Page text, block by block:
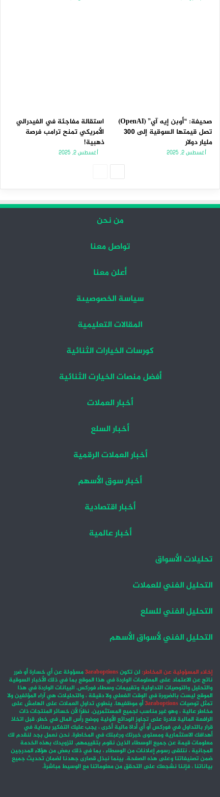
صحيفة: “أوبن إيه آي” (OpenAI)
تصل قيمتها السوقية إلى 300
مليار دولار
أغسطس 2, 2025
استقالة مفاجئة في الفيدرالي
الأمريكي تمنح ترامب فرصة
ذهبية!
أغسطس 2, 2025
من نحن
تواصل معنا
أعلن معنا
سياسة الخصوصيىة
المقالات التعليمية
كورسات الخيارات الثنائية
أفضل منصات الخيارت الثنائية
أخبار العملات
أخبار السلع
أخبار العملات الرقمية
أخبار سوق الأسهم
أخبار اقتصادية
أخبار عالمية
تحليلات الأسواق
التحليل الفني للعملات
التحليل الفني للسلع
التحليل الفني لأسواق الأسهم
إخلاء المسؤولية عن المخاطر: لن تكون3araboptionsمسؤولة عن أي خسارة أو ضرر
ناتج عن الاعتماد على المعلومات الواردة في هذا الموقع بما في ذلك الأخبار السوقية
والتحليل والتوصيات التداولية وتقييمات وسطاء فوركس. البيانات الواردة في هذا
الموقع ليست بالضرورة في الوقت الفعلي ولا دقيقة ، والتحليلات هي آراء المؤلفين ولا
تمثل توصيات3araboptionsأو موظفيها. ينطوي تداول العملات على الهامش على
مخاطر عالية ، وهو غير مناسب لجميع المستثمرين. نظرًا لأن خسائر المنتجات ذات
الرافعة المالية قادرة على تجاوز الودائع الأولية ووضع رأس المال في خطر. قبل اتخاذ
قرار بالتداول في فوركس أو أي أداة مالية أخرى ، يجب عليك التفكير بعناية في
أهدافك الاستثمارية ومستوى خبرتك ورغبتك في المخاطرة. نحن نعمل بجد لنقدم لك
معلومات قيمة عن جميع الوسطاء الذين نقوم بتقييمهم. لتزويدك بهذه الخدمة
المجانية ، نتلقى رسوم إعلانات من الوسطاء ، بما في ذلك بعض من هؤلاء المدرجين
ضمن تصنيفاتنا وعلى هذه الصفحة. بينما نبذل قصارى جهدنا لضمان تحديث جميع
بياناتنا ، فإننا نشجعك على التحقق من معلوماتنا مع الوسيط مباشرةً.